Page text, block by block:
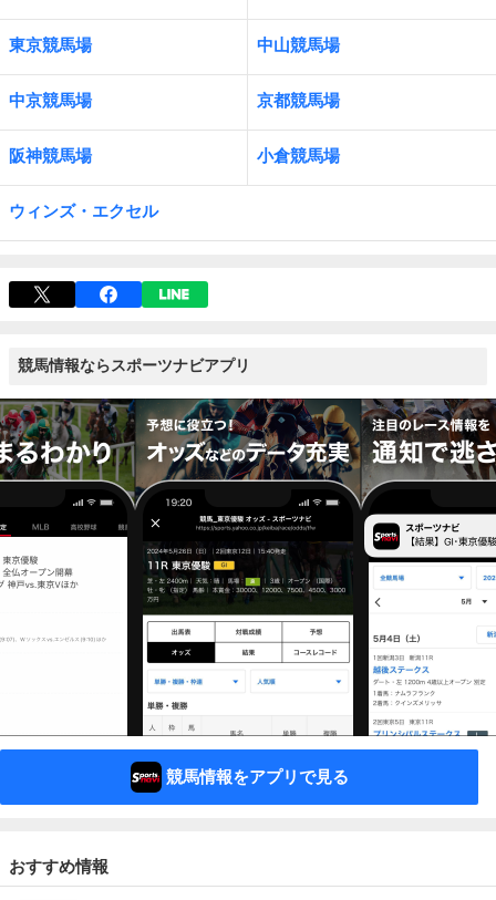
東京競馬場 中山競馬場
中京競馬場 京都競馬場
阪神競馬場 小倉競馬場
ウィンズ・エクセル
競馬情報ならスポーツナビアプリ
競馬情報をアプリで見る
おすすめ情報